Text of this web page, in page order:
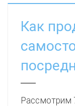
Как
Рассмотрим